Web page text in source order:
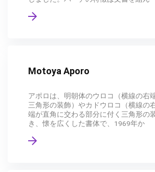
Motoya Aporo
アポロは、明朝体のウロコ（横線の右
三角形の装飾）やカドウロコ（横線の
端が直角に交わる部分に付く三角形の
き、懐を広くした書体で、1969年か